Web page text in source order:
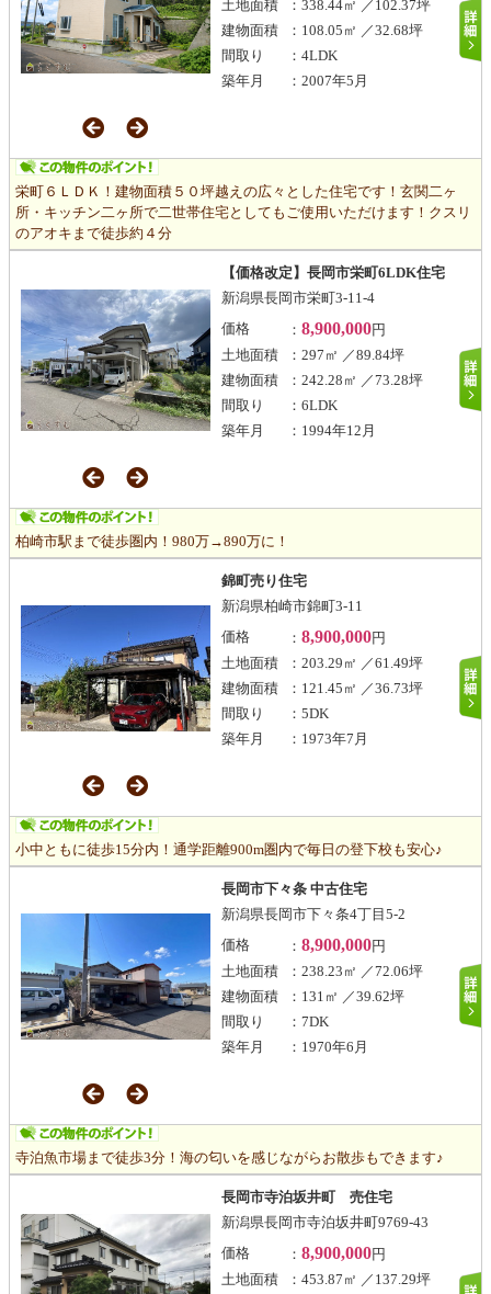
土地面積
：338.44㎡ ／102.37坪
建物面積
：108.05㎡ ／32.68坪
間取り
：4LDK
築年月
：2007年5月
栄町６ＬＤＫ！建物面積５０坪越えの広々とした住宅です！玄関二ヶ
所・キッチン二ヶ所で二世帯住宅としてもご使用いただけます！クスリ
のアオキまで徒歩約４分
【価格改定】長岡市栄町6LDK住宅
新潟県長岡市栄町3-11-4
価格
： 8,900,000円
土地面積
：297㎡ ／89.84坪
建物面積
：242.28㎡ ／73.28坪
間取り
：6LDK
築年月
：1994年12月
柏崎市駅まで徒歩圏内！980万→890万に！
錦町売り住宅
新潟県柏崎市錦町3-11
価格
： 8,900,000円
土地面積
：203.29㎡ ／61.49坪
建物面積
：121.45㎡ ／36.73坪
間取り
：5DK
築年月
：1973年7月
小中ともに徒歩15分内！通学距離900m圏内で毎日の登下校も安心♪
長岡市下々条 中古住宅
新潟県長岡市下々条4丁目5-2
価格
： 8,900,000円
土地面積
：238.23㎡ ／72.06坪
建物面積
：131㎡ ／39.62坪
間取り
：7DK
築年月
：1970年6月
寺泊魚市場まで徒歩3分！海の匂いを感じながらお散歩もできます♪
長岡市寺泊坂井町 売住宅
新潟県長岡市寺泊坂井町9769-43
価格
： 8,900,000円
土地面積
：453.87㎡ ／137.29坪